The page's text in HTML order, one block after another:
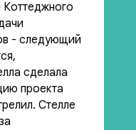
Коттеджного
- следующий
сделала
проекта
Стелле